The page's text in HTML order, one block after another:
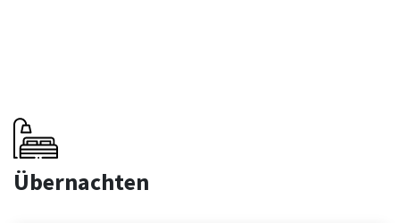
Übernachten